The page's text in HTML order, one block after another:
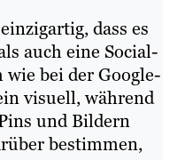
dass es
auch eine Social-
bei der Google-
visuell, während
und Bildern
bestimmen,